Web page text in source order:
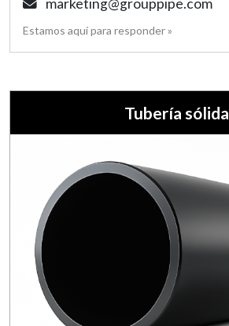
Estamos aquí para responder »
Tubería sólida